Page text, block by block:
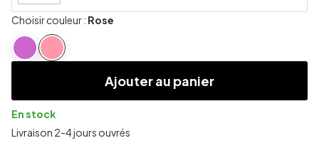
Choisir couleur : Rose
Ajouter au panier
En stock
Livraison 2-4 jours ouvrés